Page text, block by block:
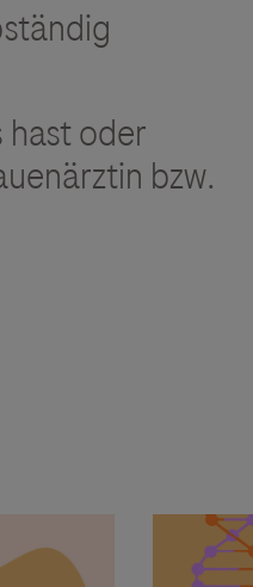
hast oder
bzw.